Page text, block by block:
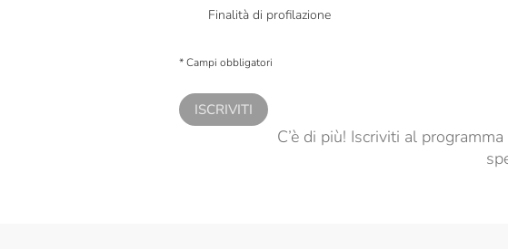
Finalità di profilazione
* Campi obbligatori
ISCRIVITI
C’è di più! Iscriviti al